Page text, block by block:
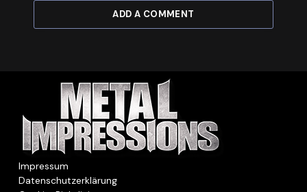
ADD A COMMENT
Impressum
Datenschutzerklärung